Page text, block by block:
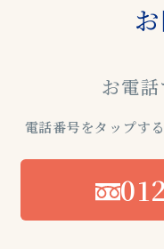
お電
電話番号をタップす